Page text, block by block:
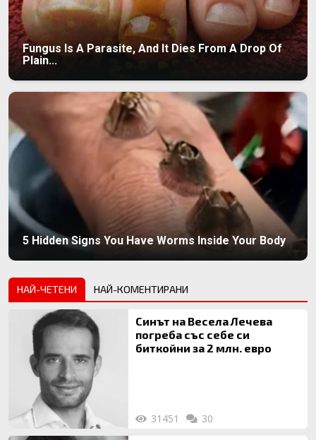
Fungus Is A Parasite, And It Dies From A Drop Of
Plain...
5 Hidden Signs You Have Worms Inside Your Body
НАЙ-ЧЕТЕНИ НАЙ-КОМЕНТИРАНИ
Синът на Весела Лечева
погреба със себе си
биткойни за 2 млн. евро
31451 30